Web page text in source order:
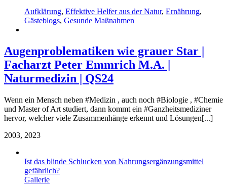
Aufklärung, Effektive Helfer aus der Natur, Ernährung,
Gästeblogs, Gesunde Maßnahmen
Augenproblematiken wie grauer Star |
Facharzt Peter Emmrich M.A. |
Naturmedizin | QS24
Wenn ein Mensch neben #Medizin , auch noch #Biologie , #Chemie
und Master of Art studiert, dann kommt ein #Ganzheitsmediziner
hervor, welcher viele Zusammenhänge erkennt und Lösungen[...]
2003, 2023
Ist das blinde Schlucken von Nahrungsergänzungsmittel
gefährlich?
Gallerie